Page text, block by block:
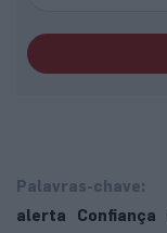
Palavras-chave:
alerta
Confiança